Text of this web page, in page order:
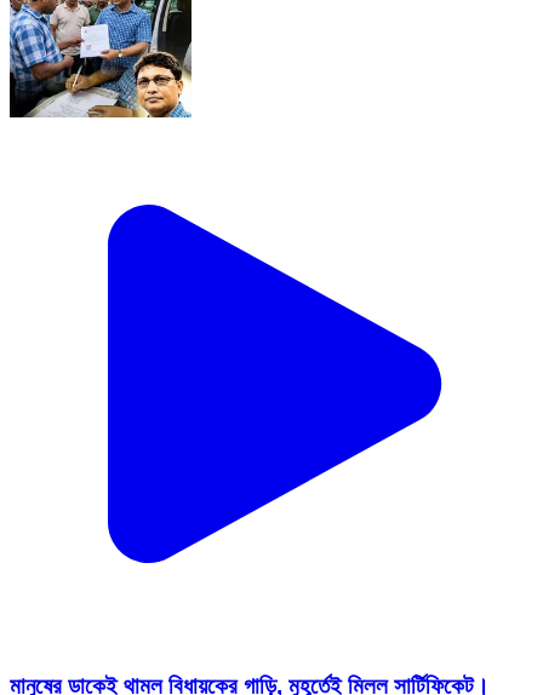
মানুষের ডাকেই থামল বিধায়কের গাড়ি, মুহূর্তেই মিলল সার্টিফিকেট।